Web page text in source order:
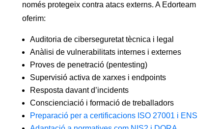
només protegeix contra atacs externs. A Edorteam
oferim:
Auditoria de ciberseguretat tècnica i legal
Anàlisi de vulnerabilitats internes i externes
Proves de penetració (pentesting)
Supervisió activa de xarxes i endpoints
Resposta davant d’incidents
Conscienciació i formació de treballadors
Preparació per a certificacions ISO 27001 i ENS